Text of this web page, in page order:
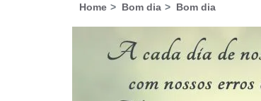
Home Bom dia Bom dia